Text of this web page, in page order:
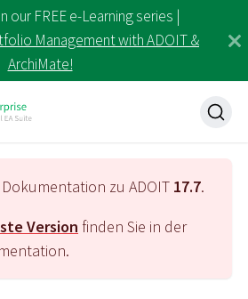
our FREE e-Learning series |
Management with ADOIT &
ArchiMate!
zu ADOIT 17.7.
Version finden Sie in der